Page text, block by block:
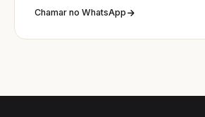
Chamar no WhatsApp